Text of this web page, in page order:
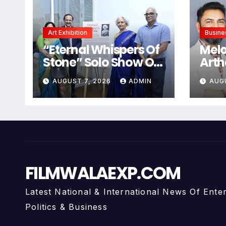
Art Exhibition
“Eternal Whispers Of
Stone” Solo Show Of
Paintings By Uma
Krishnamoorthy In
Nehru Centre Art
AUGUST 7, 2026 ADMIN
For
FILMWALAEXP.COM
Latest National & International News Of
Politics & Business